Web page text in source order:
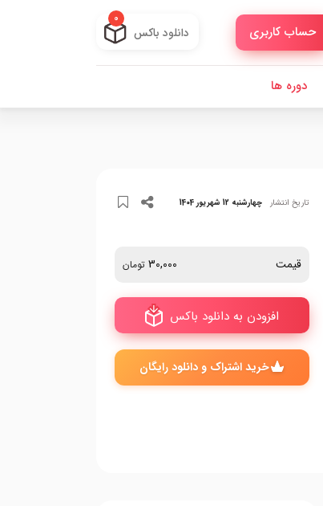
حساب کاربری دانلود باکس
0
دوره ها
تاریخ انتشار چهارشنبه 12 شهریور 1404
قیمت 30,000 تومان
افزودن به دانلود باکس
خرید اشتراک و دانلود رایگان